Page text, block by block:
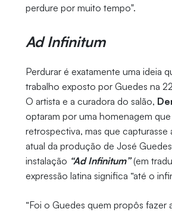
perdure por muito tempo".
Ad Infinitum
Perdurar é exatamente uma ideia
trabalho exposto por Guedes na
O artista e a curadora do salão,
optaram por uma homenagem
retrospectiva, mas que capturasse
atual da produção de José
instalação “Ad Infinitum”(em
expressão latina significa “até o
“Foi o Guedes quem propôs fazer